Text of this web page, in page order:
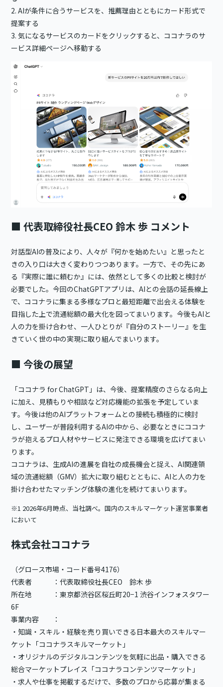
2. AIが条件に合うサービスを、推薦理由とともにカード形式で
提案する
3. 気になるサービスのカードをクリックすると、ココナラのサ
ービス詳細ページへ移動する
■ 代表取締役社長CEO 鈴木 歩 コメント
対話型AIの普及により、人々が『何かを始めたい』と思ったと
きの入り口は大きく変わりつつあります。一方で、その先にあ
る『実際に誰に頼むか』には、依然として多くの比較と検討が
必要でした。今回のChatGPTアプリは、AIとの会話の延長線上
で、ココナラに集まる多様なプロと最短距離で出会える体験を
目指した上で流通総額の最大化を図ってまいります。今後もAIと
人の力を掛け合わせ、一人ひとりが『自分のストーリー』を生
きていく世の中の実現に取り組んでまいります。
■ 今後の展望
「ココナラ for ChatGPT」は、今後、提案精度のさらなる向上
に加え、見積もりや相談など対応機能の拡張を予定していま
す。今後は他のAIプラットフォームとの接続も積極的に検討
し、ユーザーが普段利用するAIの中から、必要なときにココナ
ラが抱えるプロ人材やサービスに発注できる環境を広げてまい
ります。
ココナラは、生成AIの進展を自社の成長機会と捉え、AI関連領
域の流通総額（GMV）拡大に取り組むとともに、AIと人の力を
掛け合わせたマッチング体験の進化を続けてまいります。
※1 2026年6月時点、当社調べ。国内のスキルマーケット運営事業者
において
株式会社ココナラ
（グロース市場・コード番号4176）
代表者 ：代表取締役社長CEO 鈴木 歩
所在地 ：東京都渋谷区桜丘町20−1 渋谷インフォスタワー
6F
事業内容 ：
・知識・スキル・経験を売り買いできる日本最大のスキルマー
ケット「ココナラスキルマーケット」
・オリジナルのデジタルコンテンツを気軽に出品・購入できる
総合マーケットプレイス「ココナラコンテンツマーケット」
・求人や仕事を掲載するだけで、多数のプロから応募が集まる